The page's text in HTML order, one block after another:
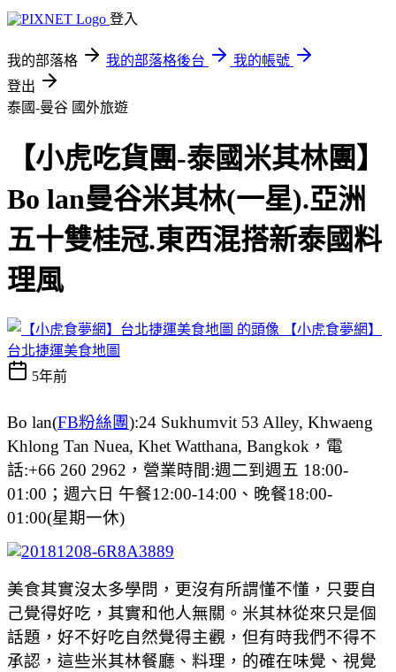
登入
我的部落格 我的部落格後台
我的帳號
登出
泰國-曼谷 國外旅遊
【小虎吃貨團-泰國米其林團】
Bo lan曼谷米其林(一星).亞洲
五十雙桂冠.東西混搭新泰國料
理風
【小虎食夢網】
台北捷運美食地圖
5年前
Bo lan(FB粉絲團):24 Sukhumvit 53 Alley, Khwaeng
Khlong Tan Nuea, Khet Watthana, Bangkok，電
話:+66 260 2962，營業時間:週二到週五 18:00-
01:00；週六日 午餐12:00-14:00、晚餐18:00-
01:00(星期一休)
美食其實沒太多學問，更沒有所謂懂不懂，只要自
己覺得好吃，其實和他人無關。米其林從來只是個
話題，好不好吃自然覺得主觀，但有時我們不得不
承認，這些米其林餐廳、料理，的確在味覺、視覺